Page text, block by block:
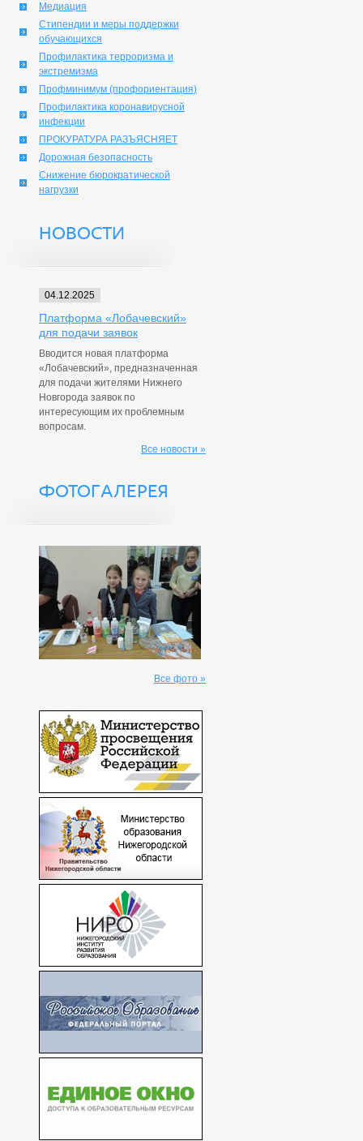
Медиация
Стипендии и меры поддержки
обучающихся
Профилактика терроризма и
экстремизма
Профминимум (профориентация)
Профилактика коронавирусной
инфекции
ПРОКУРАТУРА РАЗЪЯСНЯЕТ
Дорожная безопасность
Снижение бюрократической
нагрузки
НОВОСТИ
04.12.2025
Платформа «Лобачевский»
для подачи заявок
Вводится новая платформа
«Лобачевский», предназначенная
для подачи жителями Нижнего
Новгорода заявок по
интересующим их проблемным
вопросам.
Все новости »
ФОТОГАЛЕРЕЯ
Все фото »